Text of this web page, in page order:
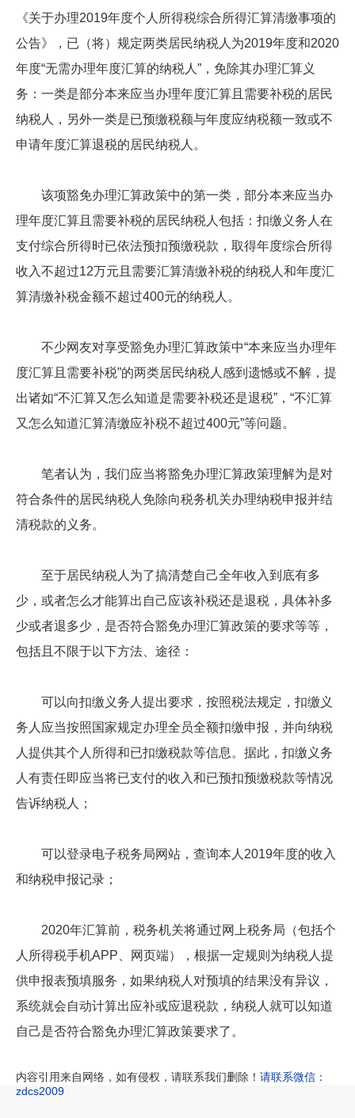
《关于办理2019年度个人所得税综合所得汇算清缴事项的
公告》，已（将）规定两类居民纳税人为2019年度和2020
年度“无需办理年度汇算的纳税人”，免除其办理汇算义
务：一类是部分本来应当办理年度汇算且需要补税的居民
纳税人，另外一类是已预缴税额与年度应纳税额一致或不
申请年度汇算退税的居民纳税人。
该项豁免办理汇算政策中的第一类，部分本来应当办
理年度汇算且需要补税的居民纳税人包括：扣缴义务人在
支付综合所得时已依法预扣预缴税款，取得年度综合所得
收入不超过12万元且需要汇算清缴补税的纳税人和年度汇
算清缴补税金额不超过400元的纳税人。
不少网友对享受豁免办理汇算政策中“本来应当办理年
度汇算且需要补税”的两类居民纳税人感到遗憾或不解，提
出诸如“不汇算又怎么知道是需要补税还是退税”，“不汇算
又怎么知道汇算清缴应补税不超过400元”等问题。
笔者认为，我们应当将豁免办理汇算政策理解为是对
符合条件的居民纳税人免除向税务机关办理纳税申报并结
清税款的义务。
至于居民纳税人为了搞清楚自己全年收入到底有多
少，或者怎么才能算出自己应该补税还是退税，具体补多
少或者退多少，是否符合豁免办理汇算政策的要求等等，
包括且不限于以下方法、途径：
可以向扣缴义务人提出要求，按照税法规定，扣缴义
务人应当按照国家规定办理全员全额扣缴申报，并向纳税
人提供其个人所得和已扣缴税款等信息。据此，扣缴义务
人有责任即应当将已支付的收入和已预扣预缴税款等情况
告诉纳税人；
可以登录电子税务局网站，查询本人2019年度的收入
和纳税申报记录；
2020年汇算前，税务机关将通过网上税务局（包括个
人所得税手机APP、网页端），根据一定规则为纳税人提
供申报表预填服务，如果纳税人对预填的结果没有异议，
系统就会自动计算出应补或应退税款，纳税人就可以知道
自己是否符合豁免办理汇算政策要求了。
内容引用来自网络，如有侵权，请联系我们删除！ 请联系微信：
zdcs2009